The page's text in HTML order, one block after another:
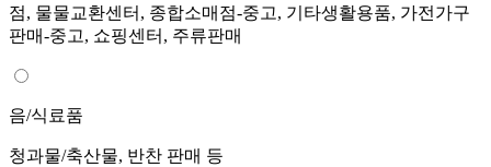
점, 물물교환센터, 종합소매점-중고, 기타생활용품, 가전가구
판매-중고, 쇼핑센터, 주류판매
음/식료품
청과물/축산물, 반찬 판매 등